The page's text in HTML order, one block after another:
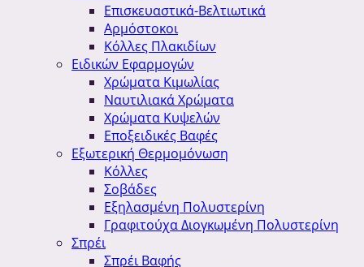
Επισκευαστικά-Βελτιωτικά
Αρμόστοκοι
Κόλλες Πλακιδίων
Ειδικών Εφαρμογών
Χρώματα Κιμωλίας
Ναυτιλιακά Χρώματα
Χρώματα Κυψελών
Εποξειδικές Βαφές
Εξωτερική Θερμομόνωση
Κόλλες
Σοβάδες
Εξηλασμένη Πολυστερίνη
Γραφιτούχα Διογκωμένη Πολυστερίνη
Σπρέι
Σπρέι Βαφής